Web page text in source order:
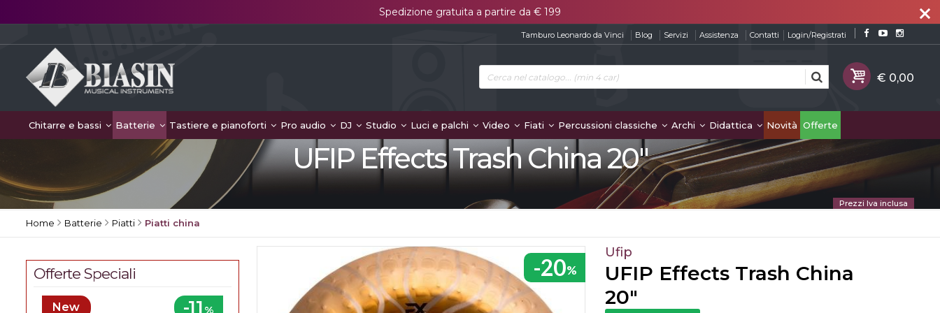
close
Spedizione gratuita a partire da € 199
Tamburo Leonardo da Vinci Blog Servizi Assistenza Contatti Login/Registrati
Chitarre e bassi Batterie Tastiere e pianoforti Pro audio DJ Studio Luci e palchi Video Fiati Percussioni classiche Archi Didattica Novità Offerte
UFIP Effects Trash China 20"
Prezzi Iva inclusa
Home Batterie Piatti Piatti china
-20%
Ufip
UFIP Effects Trash China
20"
Offerte Speciali
-11 %
New